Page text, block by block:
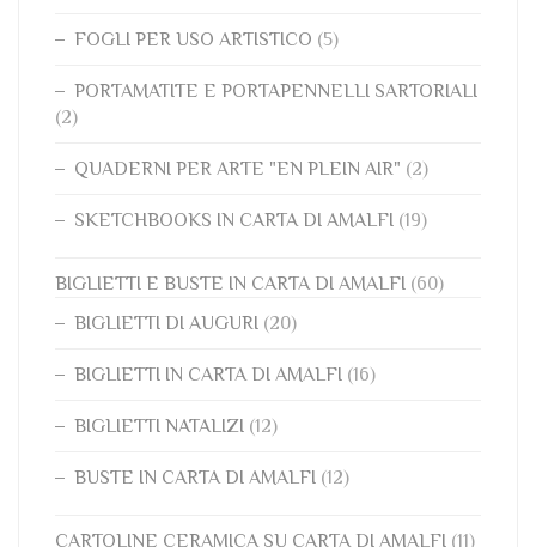
FOGLI PER USO ARTISTICO (5)
PORTAMATITE E PORTAPENNELLI SARTORIALI
(2)
QUADERNI PER ARTE "EN PLEIN AIR" (2)
SKETCHBOOKS IN CARTA DI AMALFI (19)
BIGLIETTI E BUSTE IN CARTA DI AMALFI (60)
BIGLIETTI DI AUGURI (20)
BIGLIETTI IN CARTA DI AMALFI (16)
BIGLIETTI NATALIZI (12)
BUSTE IN CARTA DI AMALFI (12)
CARTOLINE CERAMICA SU CARTA DI AMALFI (11)